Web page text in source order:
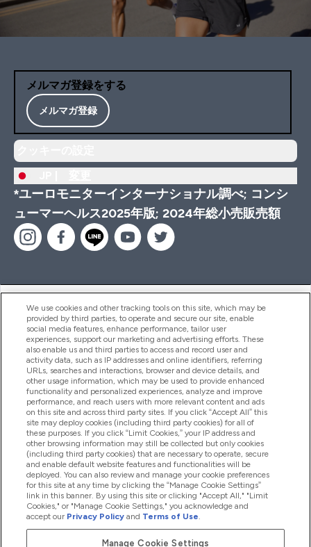
メルマガ登録をする
メルマガ登録
*ユーロモニターインターナショナル調べ; コンシ
ューマーヘルス2025年版; 2024年総小売販売額
ヘルプ＆ガイド
商品について
会社概要
特典＆ポイント
2026 The Hut.com Ltd
We use cookies and other tracking tools on this site, which may be
provided by third parties, to operate and secure our site, enable
social media features, enhance performance, tailor user
experiences, support our marketing and advertising efforts. These
also enable us and third parties to access and record user and
activity data, such as IP addresses and online identifiers, referring
URLs, searches and interactions, browser and device details, and
other usage information, which may be used to provide enhanced
functionality and personalized experiences, analyze and improve
performance, and reach users with more relevant content and ads
on this site and across third party sites. If you click “Accept All” this
site may deploy cookies (including third party cookies) for all of
these purposes. If you click “Limit Cookies,” your IP address and
other browsing information may still be collected but only cookies
(including third party cookies) that are necessary to operate, secure
and enable default website features and functionalities will be
deployed. You can also review and manage your cookie preferences
for this site at any time by clicking the “Manage Cookie Settings”
link in this banner. By using this site or clicking "Accept All," "Limit
Cookies," or "Manage Cookie Settings," you acknowledge and
accept our Privacy Policy and Terms of Use.
Manage Cookie Settings